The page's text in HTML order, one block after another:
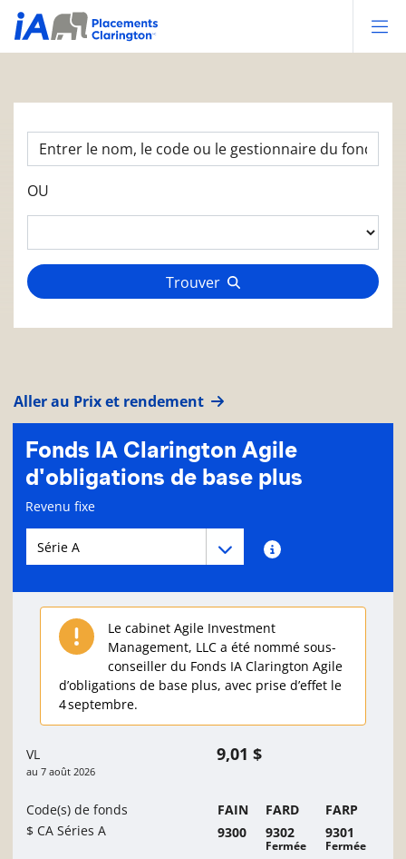
OU
Trouver
Aller au Prix et rendement
Fonds IA Clarington Agile
d'obligations de base plus
Page d'informations sur le fonds
Revenu fixe
Menu déroulant des séries du Fonds
Menu déroulant des séries du Fonds
Le cabinet Agile Investment
Management, LLC a été nommé sous-
conseiller du Fonds IA Clarington Agile
d’obligations de base plus, avec prise d’effet le
4 septembre.
VL
au 7 août 2026
9,01 $
Code(s) de fonds
$ CA Séries A
FAIN FARD
FARP
9300
9302
Fermée
9301
Fermée